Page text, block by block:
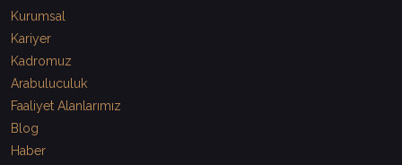
Kurumsal
Kariyer
Kadromuz
Arabuluculuk
Faaliyet Alanlarımız
Blog
Haber